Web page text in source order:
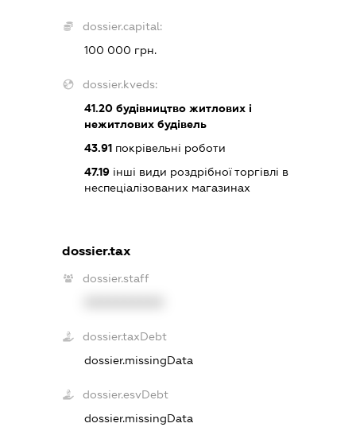
dossier.capital:
100 000 грн.
dossier.kveds:
41.20 будівництво житлових і
нежитлових будівель
43.91 покрівельні роботи
47.19 інші види роздрібної торгівлі в
неспеціалізованих магазинах
dossier.tax
dossier.staff
dossier.taxDebt
dossier.missingData
dossier.esvDebt
dossier.missingData